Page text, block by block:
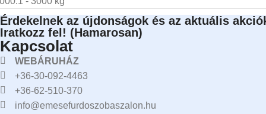
Érdekelnek az újdonságok és az aktuális
Iratkozz fel! (Hamarosan)
Kapcsolat
WEBÁRUHÁZ
+36-30-092-4463
+36-62-510-370
info@emesefurdoszobaszalon.hu